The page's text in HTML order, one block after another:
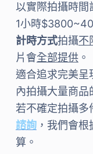
以實際拍攝時間
1小時
計時方式拍攝不
片會全部提供。
適合追求完美呈
內拍攝大量商品
若不確定拍攝多
諮詢，我們會根
算。